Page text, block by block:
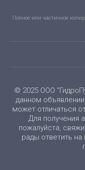
Полное или частичное
© 2025 ООО
данном
может отличаться
Для получения
пожалуйста,
рады ответить